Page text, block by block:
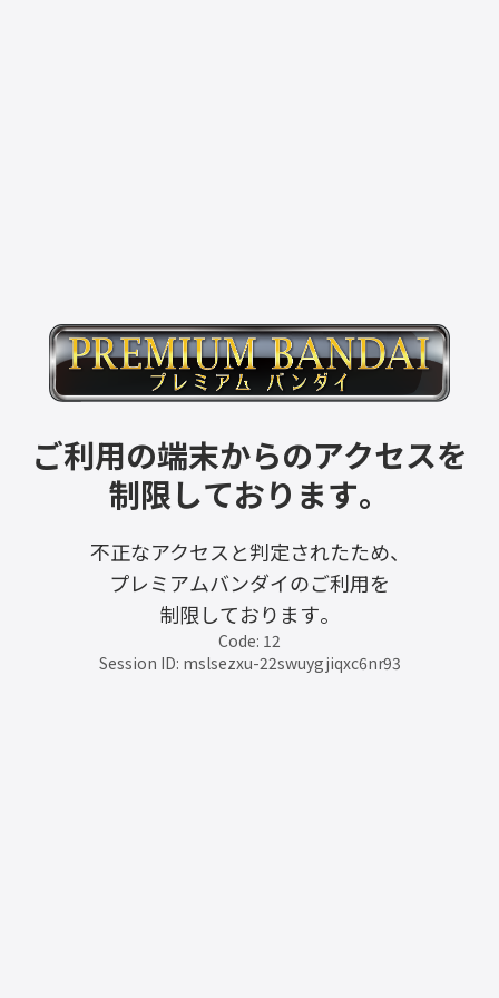
ご利用の端末からのアクセスを
制限しております。
不正なアクセスと判定されたため、
プレミアムバンダイのご利用を
制限しております。
Code: 12
Session ID: mslsezxu-22swuygjiqxc6nr93